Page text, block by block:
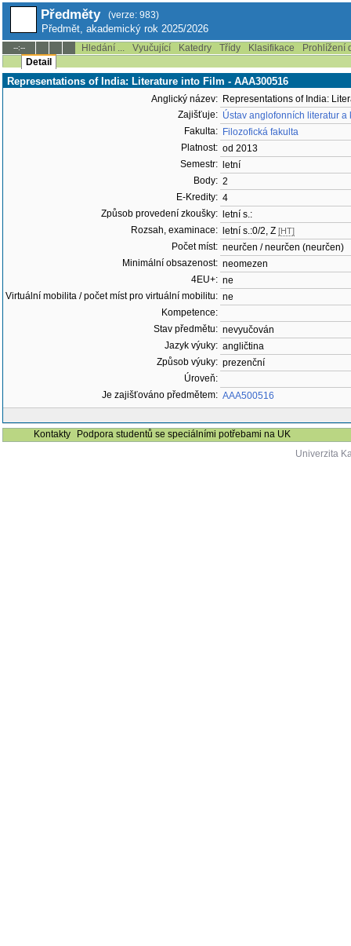
Předměty (verze: 983)
Předmět, akademický rok 2025/2026
--:-- Hledání ... Vyučující Katedry Třídy Klasifikace
Prohlížení
Detail
Representations of India: Literature into Film - AAA300516
Anglický název: Representations of India:
Zajišťuje: Ústav anglofonních literatur a
Fakulta: Filozofická fakulta
Platnost: od 2013
Semestr:
letní
Body: 2
E-Kredity: 4
Způsob provedení zkoušky:
letní s.:
Rozsah, examinace:
letní s.:0/2, Z [HT]
Počet míst: neurčen / neurčen (neurčen)
Minimální obsazenost: neomezen
4EU+: ne
Virtuální mobilita / počet míst pro virtuální mobilitu: ne
Kompetence:
Stav předmětu: nevyučován
Jazyk výuky: angličtina
Způsob výuky: prezenční
Úroveň:
Je zajišťováno předmětem: AAA500516
Kontakty
Podpora studentů se speciálními potřebami na UK
Univerzita